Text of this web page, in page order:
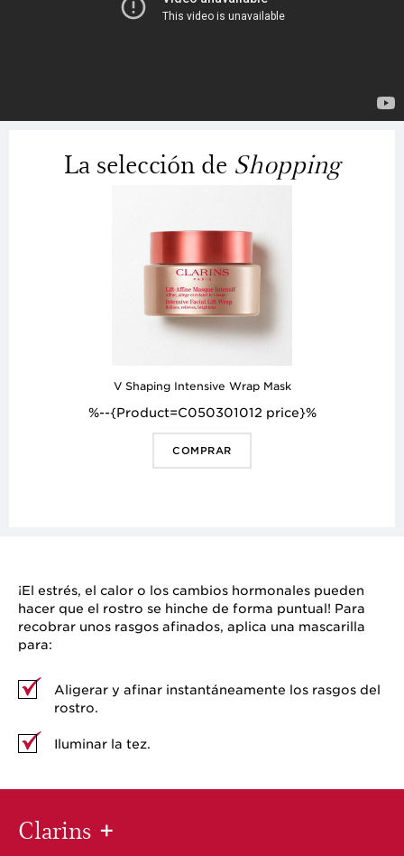
La selección de Shopping
V Shaping Intensive Wrap Mask
%--{Product=C050301012 price}%
COMPRAR
¡El estrés, el calor o los cambios hormonales pueden
hacer que el rostro se hinche de forma puntual! Para
recobrar unos rasgos afinados, aplica una mascarilla
para:
Aligerar y afinar instantáneamente los rasgos del
rostro.
Iluminar la tez.
Clarins +